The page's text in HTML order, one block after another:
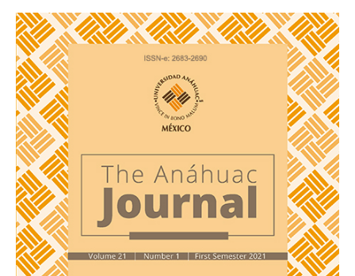
Baum, F., MacDougall, C. & Smith, D. (2006). «Participatory
Action Research.»
Epidemiology Community Health, 60 (10), 854-857.
http://dx.doi.org/10.1136/
jech.2004.028662
Bebbington, A. (1999). «Capitals and capabilities: A
framework for analyzing peasant
viability, rural livelihoods and poverty.» World Development,
27 (12), 2021-2044.
https://doi.org/10.1016/S0305-750X(99)00104-7
Bolman, L. G. & Deal, T. E. (2008). Reframing organizations:
Artistry, choice and leadership.
Personnel psychology (4th ed.). Jossey-Bass.
Cohen, R. E. (2002). «Mental health services for victims of
disasters.» World Psychiatry:
Official Journal of the World Psychiatric Association (WPA), 1
(3), 149-152. https://